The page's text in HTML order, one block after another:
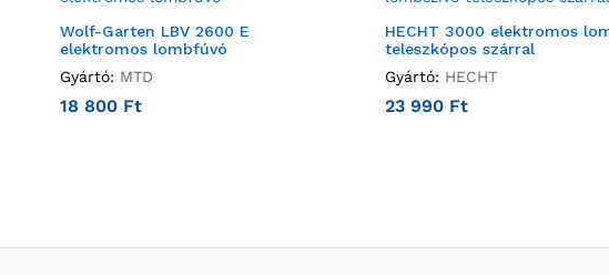
Wolf-Garten LBV 2600 E
elektromos lombfúvó
Gyártó: MTD
18 800 Ft
HECHT 3000 elektromos
teleszkópos szárral
Gyártó: HECHT
23 990 Ft